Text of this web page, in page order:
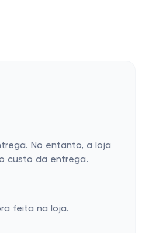
No entanto, a loja
custo da entrega.
feita na loja.